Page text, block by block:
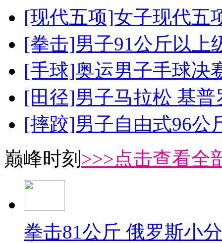
[现代五项]女子现代五
[拳击]男子91公斤以上
[手球]奥运男子手球决
[田径]男子马拉松 基
[摔跤]男子自由式96公
巅峰时刻 >>>点击查看全
拳击81公斤 俄罗斯小